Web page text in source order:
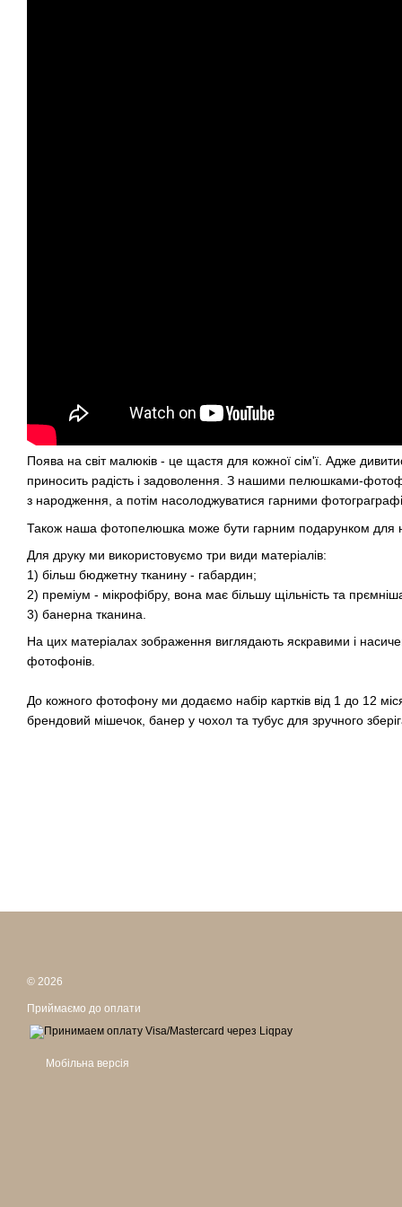
Поява на світ малюків - це щастя для кожної сім'ї. Адже
приносить радість і задоволення. З нашими пелюшками-
з народження, а потім насолоджуватися гарними
Також наша фотопелюшка може бути гарним подарунком для
Для друку ми використовуємо три види матеріалів:
1) більш бюджетну тканину - габардин;
2) преміум - мікрофібру, вона має більшу щільність та
3) банерна тканина.
На цих матеріалах зображення виглядають яскравими і
фотофонів.
До кожного фотофону ми додаємо набір картків від 1 до 12
брендовий мішечок, банер у чохол та тубус для зручного
© 2026
Приймаємо до оплати
Мобільна версія